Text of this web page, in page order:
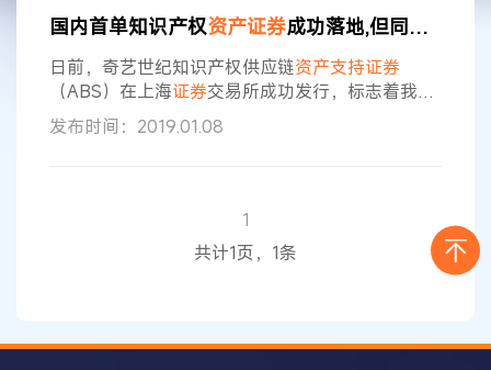
国内首单知识产权资产证券成功落地,但同时市场运作潜在风险引发高度关注
日前，奇艺世纪知识产权供应链资产支持证券
（ABS）在上海证券交易所成功发行，标志着我国
首单知识产权资产证券
权证券 化核心债务人的版权内容服务商，北京奇艺
，启动供应链金融
这是公司的首次尝试，如果此次发行成功，且成本
等各方面可控，未来可能会继续开展这项业务
发布时间：2019.01.08
1
共计1页，1条